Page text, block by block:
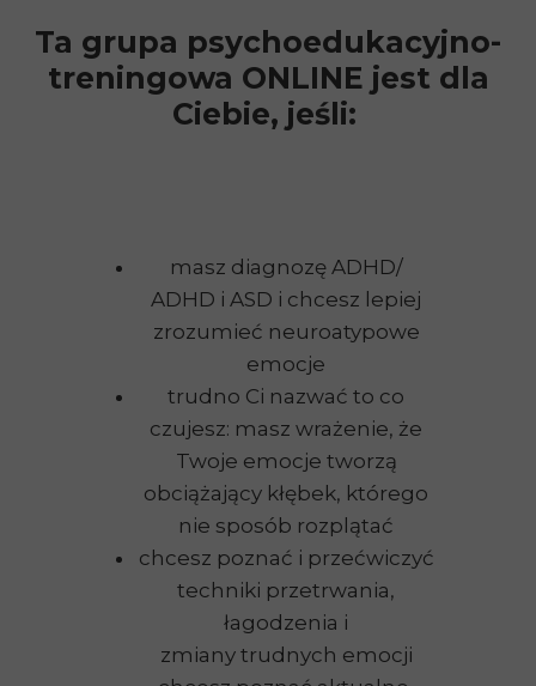
Ta grupa psychoedukacyjno-
treningowa ONLINE jest dla
Ciebie, jeśli:
masz diagnozę ADHD/
ADHD i ASD i chcesz lepiej
zrozumieć neuroatypowe
emocje
trudno Ci nazwać to co
czujesz: masz wrażenie, że
Twoje emocje tworzą
obciążający kłębek, którego
nie sposób rozplątać
chcesz poznać i przećwiczyć
techniki przetrwania,
łagodzenia i
zmiany trudnych emocji